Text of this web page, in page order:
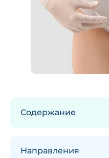
Содержание
Направления